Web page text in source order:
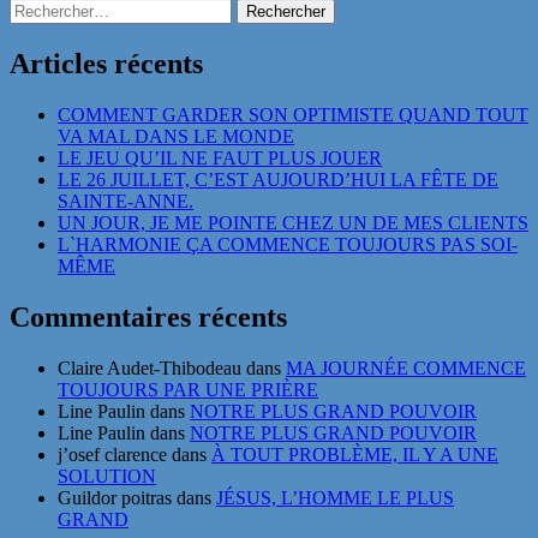
Rechercher :
Articles récents
COMMENT GARDER SON OPTIMISTE QUAND TOUT
VA MAL DANS LE MONDE
LE JEU QU’IL NE FAUT PLUS JOUER
LE 26 JUILLET, C’EST AUJOURD’HUI LA FÊTE DE
SAINTE-ANNE.
UN JOUR, JE ME POINTE CHEZ UN DE MES CLIENTS
L`HARMONIE ÇA COMMENCE TOUJOURS PAS SOI-
MÊME
Commentaires récents
Claire Audet-Thibodeau dans MA JOURNÉE COMMENCE
TOUJOURS PAR UNE PRIÈRE
Line Paulin dans NOTRE PLUS GRAND POUVOIR
Line Paulin dans NOTRE PLUS GRAND POUVOIR
j’osef clarence dans À TOUT PROBLÈME, IL Y A UNE
SOLUTION
Guildor poitras dans JÉSUS, L’HOMME LE PLUS
GRAND